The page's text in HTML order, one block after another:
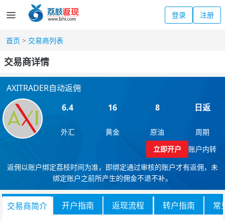
登录 注册
首页 > 交易商列表
交易商详情
AXITRADER自动返佣
6.4
外汇
16
黄金
8
原油
日返
周期
立即开户
账户内转
返佣以账户绑定荔枝时间为准，即绑定通过审核的账户才有返佣，未
绑定账户之前所产生的佣金不退不补。
交易商简介 开户指南 返现流程 转户指南 常